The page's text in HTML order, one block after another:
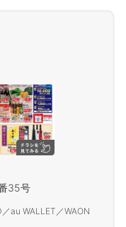
35号
au WALLET／WAON